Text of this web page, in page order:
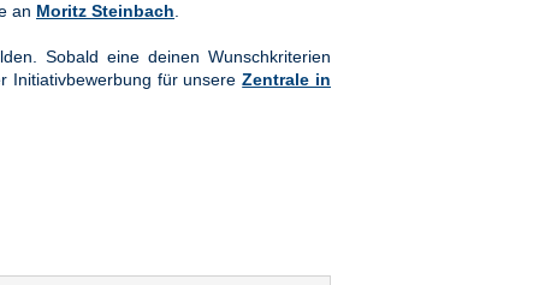
an Moritz Steinbach
Sobald eine deinen Wunschkriterien
Initiativbewerbung für unsereZentrale in